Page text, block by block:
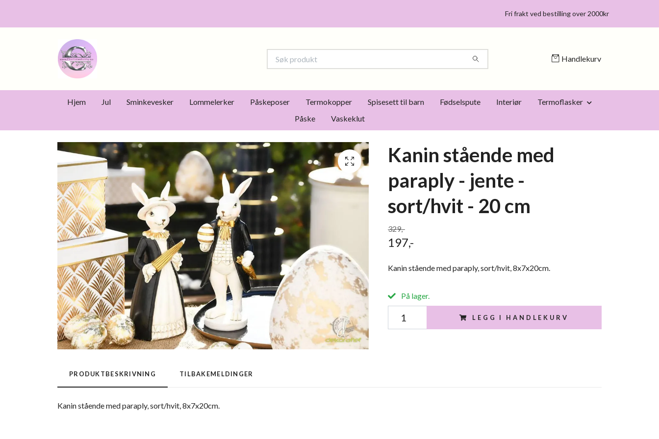
Fri frakt ved bestilling over 2000kr
Handlekurv
Hjem Jul Sminkevesker Lommelerker Påskeposer Termokopper Spisesett til barn Fødselspute Interiør
Termoflasker
Påske
Vaskeklut
Kanin stående med
paraply - jente -
sort/hvit - 20 cm
329,-
197,-
Kanin stående med paraply, sort/hvit, 8x7x20cm.
På lager.
LEGG I HANDLEKURV
PRODUKTBESKRIVNING TILBAKEMELDINGER
Kanin stående med paraply, sort/hvit, 8x7x20cm.